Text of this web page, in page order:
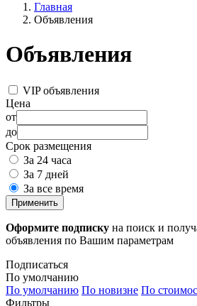
Главная
Объявления
Объявления
VIP объявления
Цена
от
до
Срок размещения
За 24 часа
За 7 дней
За все время
Применить
Оформите подписку на поиск и
объявления по Вашим параметрам
Подписаться
По умолчанию
По умолчанию По новизне По
Фильтры